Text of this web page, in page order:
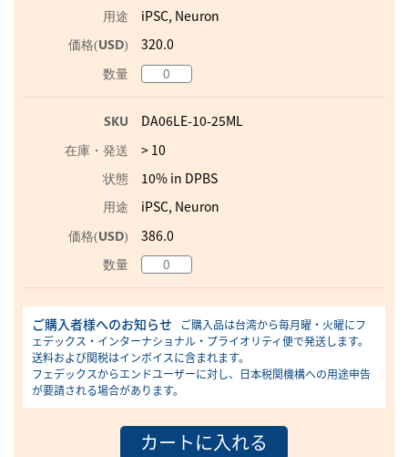
iPSC, Neuron
320.0
DA06LE-10-25ML
> 10
10% in DPBS
iPSC, Neuron
386.0
ご購入者様へのお知らせ
ご購入品は台湾から毎月曜・火曜にフ
ェデックス・インターナショナル・プライオリティ便で発送します。
送料および関税はインボイスに含まれます。
フェデックスからエンドユーザーに対し、日本税関機構への用途申告
が要請される場合があります。
カートに入れる